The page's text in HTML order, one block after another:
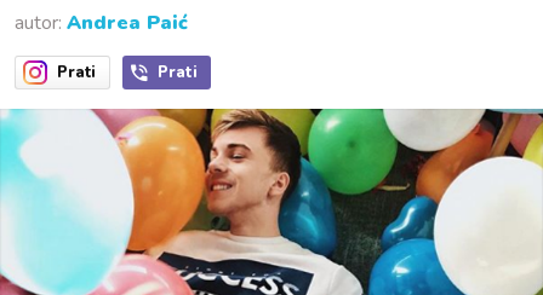
autor: Andrea Paić
Prati Prati